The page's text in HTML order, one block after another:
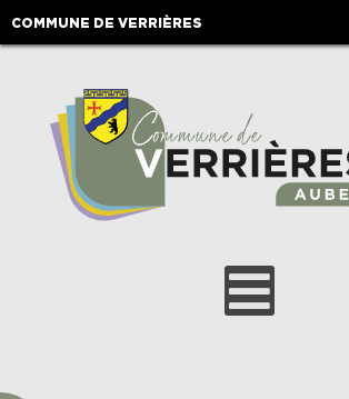
COMMUNE DE VERRIÈRES